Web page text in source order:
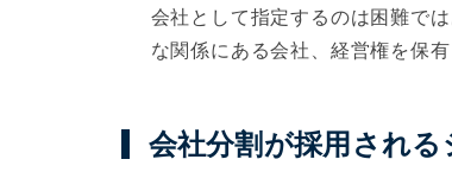
会社として指定するのは困難で
な関係にある会社、経営権を保
会社分割が採用され